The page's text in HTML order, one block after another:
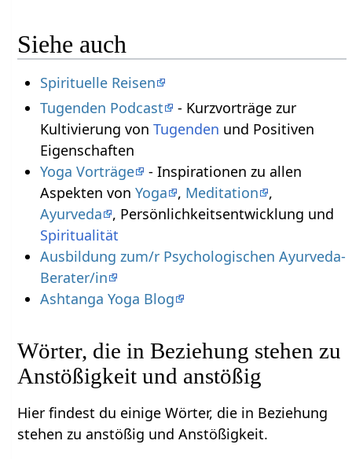
Siehe auch
Spirituelle Reisen
Tugenden Podcast
- Kurzvorträge zur
Kultivierung von Tugenden und Positiven
Eigenschaften
Yoga Vorträge
- Inspirationen zu allen
Aspekten von Yoga , Meditation
,
Ayurveda
, Persönlichkeitsentwicklung und
Spiritualität
Ausbildung zum/r Psychologischen Ayurveda-
Berater/in
Ashtanga Yoga Blog
Wörter, die in Beziehung stehen zu
Anstößigkeit und anstößig
Hier findest du einige Wörter, die in Beziehung
stehen zu anstößig und Anstößigkeit.